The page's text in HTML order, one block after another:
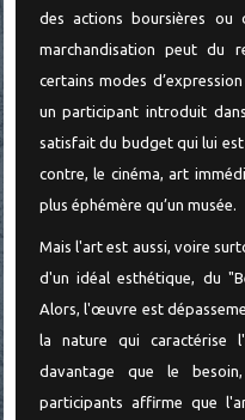
des actions boursières ou
marchandisation peut du
certains modes
un participant introduit
satisfait du budget qui lui
contre, le cinéma, art
plus éphémère qu’un musée.
Mais l'art est aussi, voire
d'un idéal esthétique, du
Alors, l'œuvre est
la nature qui caractérise
davantage que le
participants affirme que